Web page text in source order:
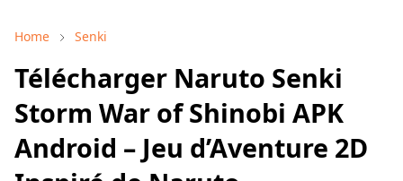
Home Senki
Télécharger Naruto Senki
Storm War of Shinobi APK
Android – Jeu d’Aventure 2D